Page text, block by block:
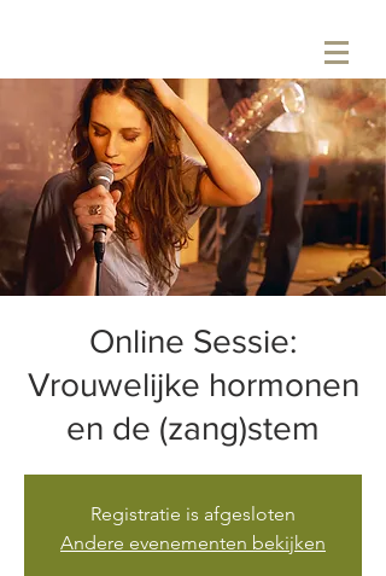
Online Sessie:
Vrouwelijke hormonen
en de (zang)stem
Registratie is afgesloten
Andere evenementen bekijken